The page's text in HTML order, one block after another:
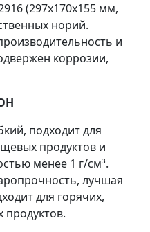
(297x170x155 мм,
норий.
и
коррозии,
подходит для
продуктов и
менее 1 г/см³.
лучшая
для горячих,
продуктов.